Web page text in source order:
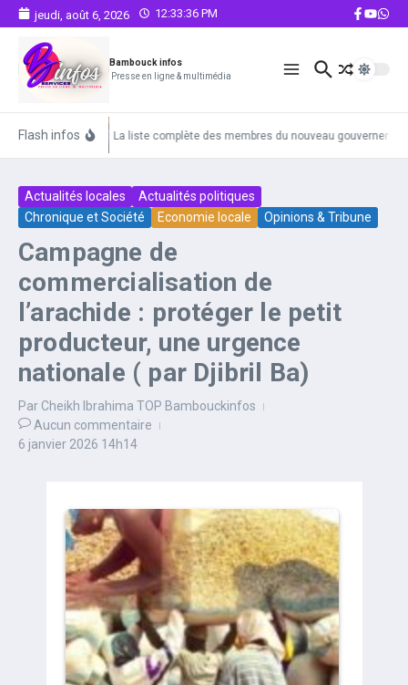
Aller au contenu
jeudi, août 6, 2026 12:33:36 PM
Bambouck infos
Presse en ligne & multimédia
Flash infos La liste complète des membres du nouveau gouvernement
Actualités locales
Actualités politiques
Chronique et Société
Economie locale Opinions & Tribune
Campagne de
commercialisation de
l’arachide : protéger le petit
producteur, une urgence
nationale ( par Djibril Ba)‎‎‎
Par Cheikh Ibrahima TOP Bambouckinfos
Aucun commentaire
6 janvier 2026 14h14